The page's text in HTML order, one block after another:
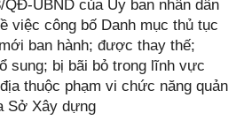
QĐ-UBND của Ủy ban nhân dân
việc công bố Danh mục thủ tục
ban hành; được thay thế;
sung; bị bãi bỏ trong lĩnh vực
thuộc phạm vi chức năng quản
Sở Xây dựng